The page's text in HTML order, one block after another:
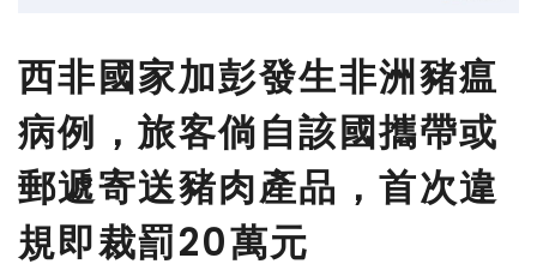
西非國家加彭發生非洲豬瘟
病例，旅客倘自該國攜帶或
郵遞寄送豬肉產品，首次違
規即裁罰20萬元